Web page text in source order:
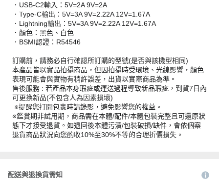
．USB-C2輸入：5V=2A 9V=2A
．Type-C輸出：5V=3A 9V=2.22A 12V=1.67A
．Lightning輸出：5V=3A 9V=2.22A 12V=1.67A
．顏色：黑色、白色
．BSMI認證：R54546
訂購前，請務必自行確認所訂購的型號(是否與該機型相同)
本產品皆以實品拍攝商品，但因拍攝時受環境、光線影響，顏色
表現可能會與實物有稍許誤差，出貨以實際商品為準。
售後服務 : 若產品本身瑕疵或運送過程導致新品瑕疵，到貨7日內
可更換新品(不包含人為因素損壞)
※提醒您打開包裹時請錄影，避免影響您的權益。
※鑑賞期非試用期，商品需在本體/配件/本體包裝完整且可還原狀
態下才接受退貨。如退回後本體污漬/包裝破損/缺件，會依個案
退貨商品狀況向您酌收10%至30%不等的合理折價損失。
配送與退換貨需知